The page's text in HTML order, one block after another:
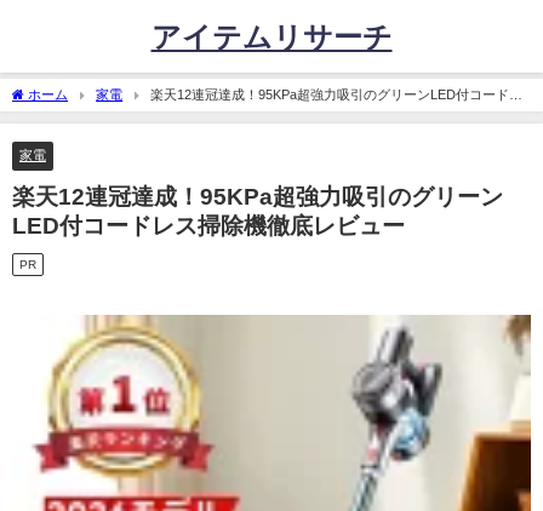
アイテムリサーチ
ホーム 家電
楽天12連冠達成！95KPa超強力吸引のグリーンLED付コードレ
ス掃除機徹底レビュー
家電
楽天12連冠達成！95KPa超強力吸引のグリーン
LED付コードレス掃除機徹底レビュー
PR